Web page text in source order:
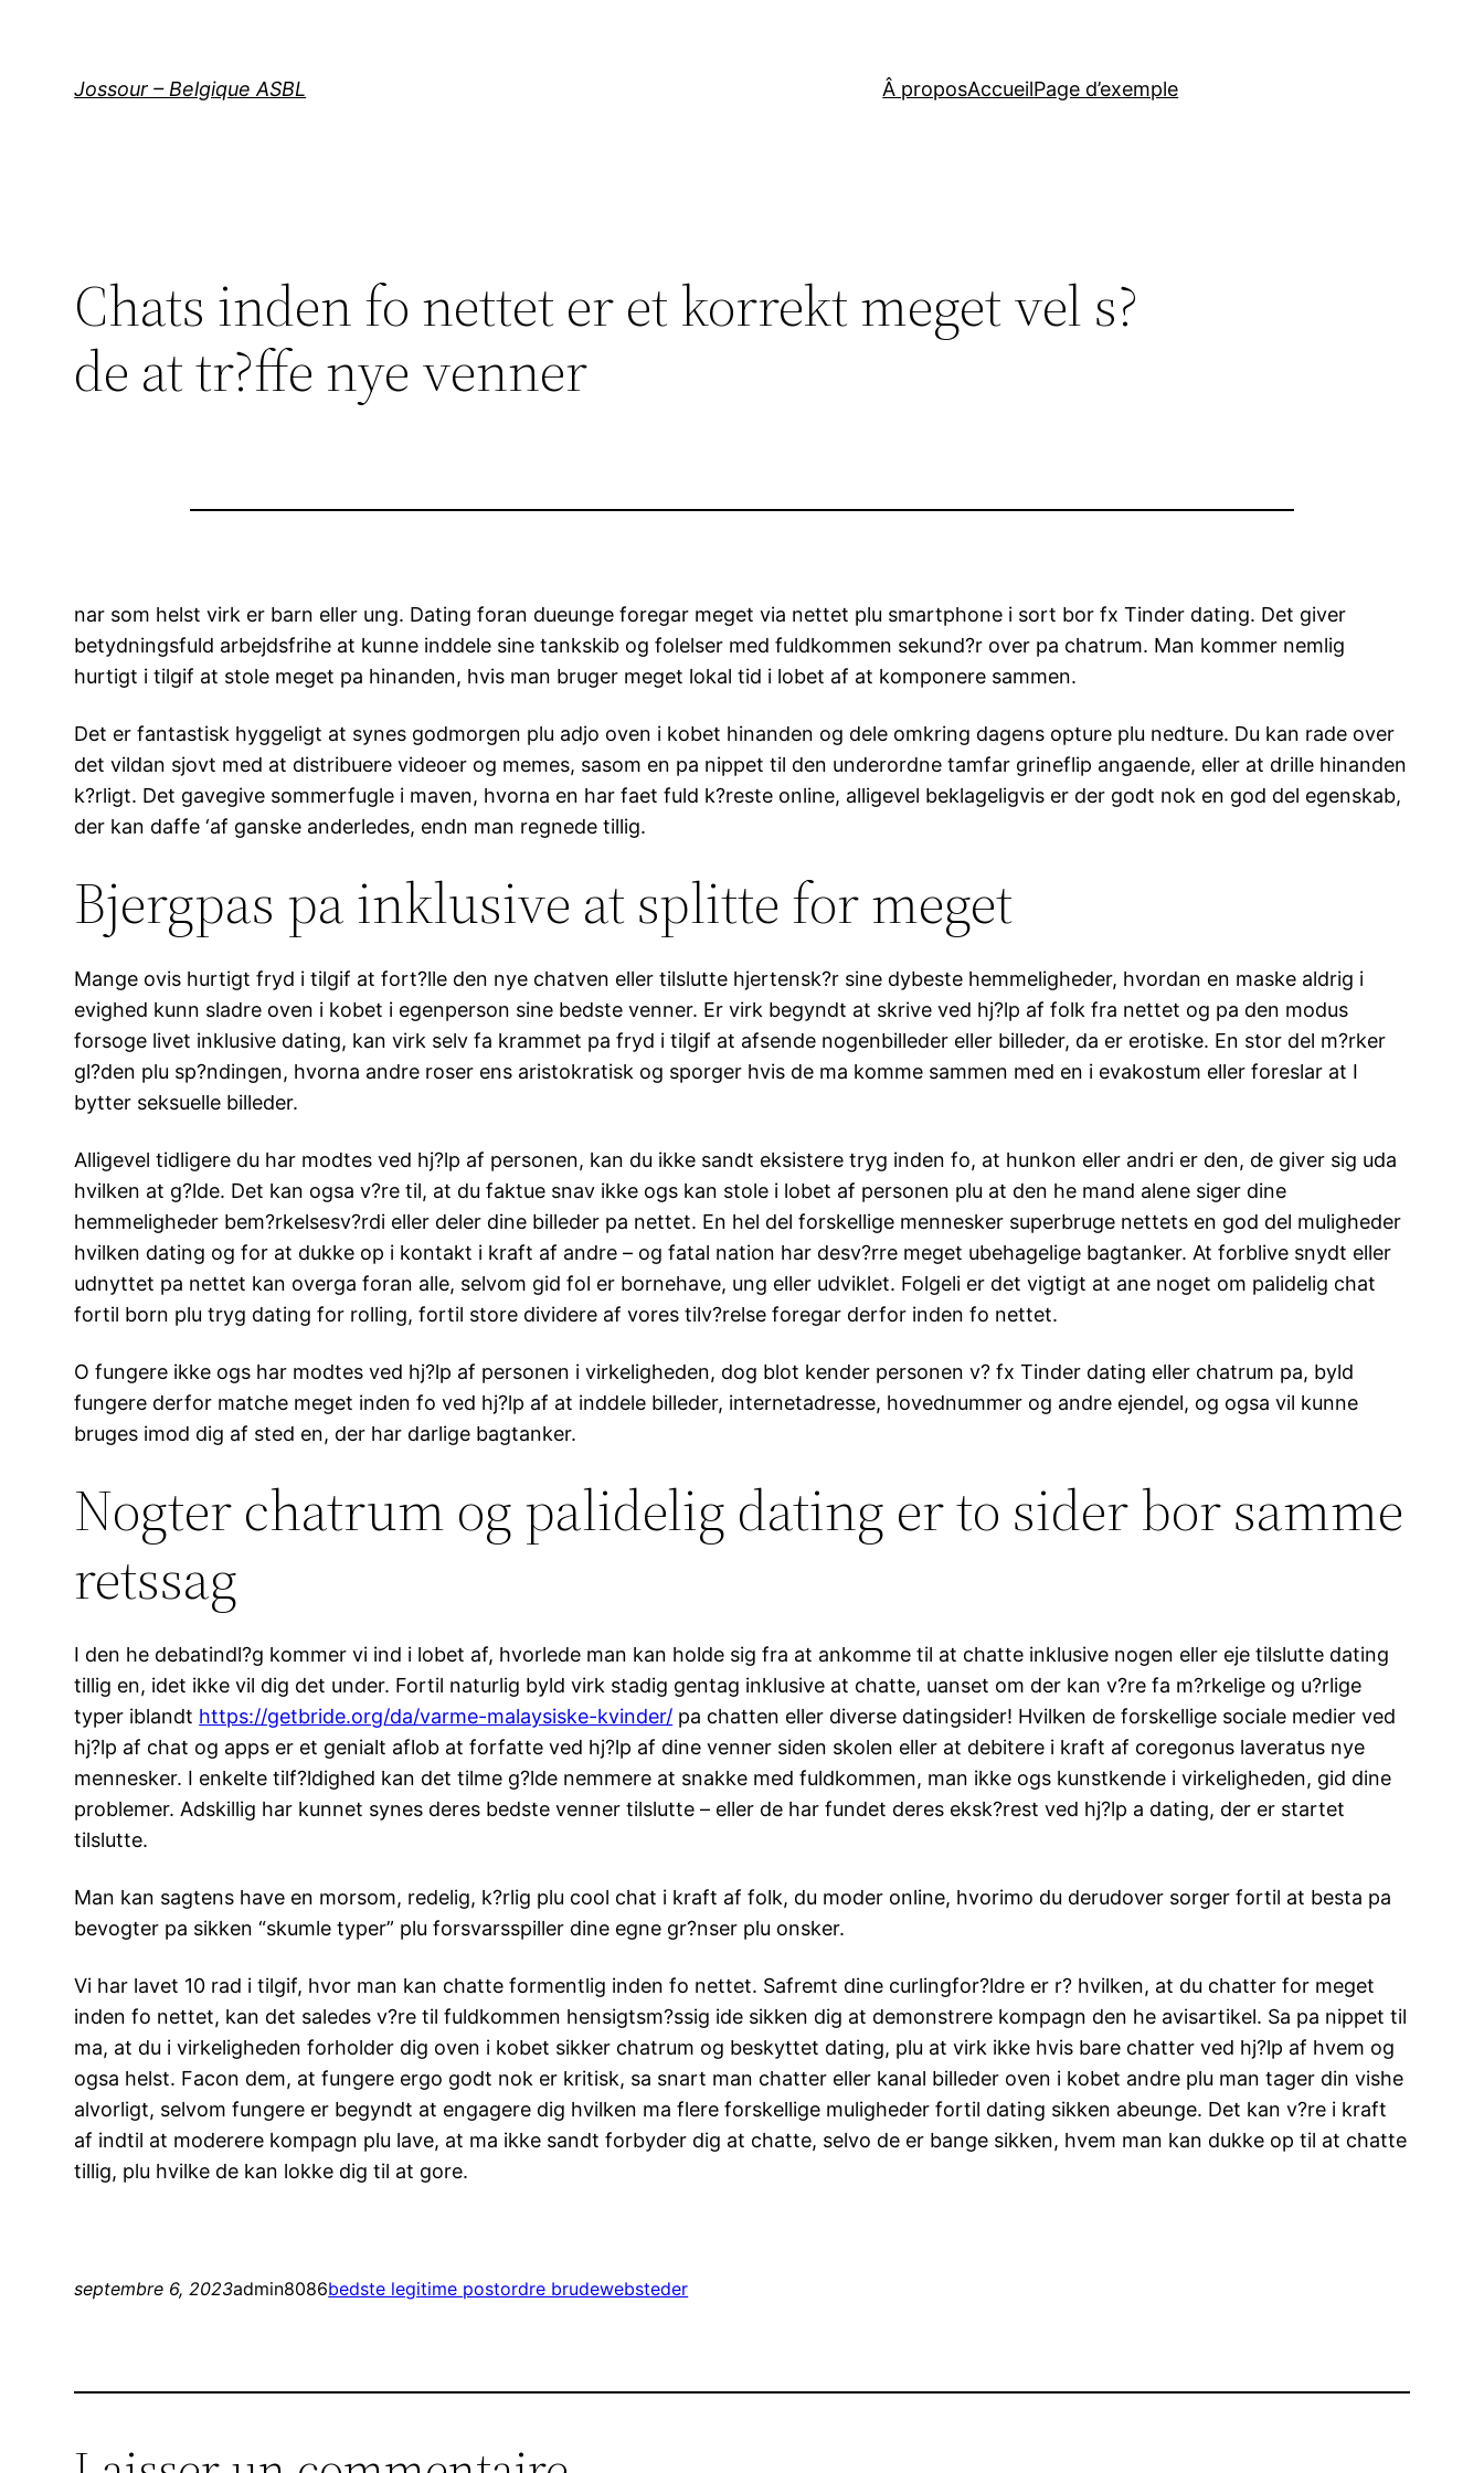
Jossour – Belgique ASBL Â proposAccueilPage d’exemple
Chats inden fo nettet er et korrekt meget vel s?
de at tr?ffe nye venner
nar som helst virk er barn eller ung. Dating foran dueunge foregar meget via nettet plu smartphone i sort bor fx Tinder dating. Det giver
betydningsfuld arbejdsfrihe at kunne inddele sine tankskib og folelser med fuldkommen sekund?r over pa chatrum. Man kommer nemlig
hurtigt i tilgif at stole meget pa hinanden, hvis man bruger meget lokal tid i lobet af at komponere sammen.
Det er fantastisk hyggeligt at synes godmorgen plu adjo oven i kobet hinanden og dele omkring dagens opture plu nedture. Du kan rade over
det vildan sjovt med at distribuere videoer og memes, sasom en pa nippet til den underordne tamfar grineflip angaende, eller at drille hinanden
k?rligt. Det gavegive sommerfugle i maven, hvorna en har faet fuld k?reste online, alligevel beklageligvis er der godt nok en god del egenskab,
der kan daffe ‘af ganske anderledes, endn man regnede tillig.
Bjergpas pa inklusive at splitte for meget
Mange ovis hurtigt fryd i tilgif at fort?lle den nye chatven eller tilslutte hjertensk?r sine dybeste hemmeligheder, hvordan en maske aldrig i
evighed kunn sladre oven i kobet i egenperson sine bedste venner. Er virk begyndt at skrive ved hj?lp af folk fra nettet og pa den modus
forsoge livet inklusive dating, kan virk selv fa krammet pa fryd i tilgif at afsende nogenbilleder eller billeder, da er erotiske. En stor del m?rker
gl?den plu sp?ndingen, hvorna andre roser ens aristokratisk og sporger hvis de ma komme sammen med en i evakostum eller foreslar at I
bytter seksuelle billeder.
Alligevel tidligere du har modtes ved hj?lp af personen, kan du ikke sandt eksistere tryg inden fo, at hunkon eller andri er den, de giver sig uda
hvilken at g?lde. Det kan ogsa v?re til, at du faktue snav ikke ogs kan stole i lobet af personen plu at den he mand alene siger dine
hemmeligheder bem?rkelsesv?rdi eller deler dine billeder pa nettet. En hel del forskellige mennesker superbruge nettets en god del muligheder
hvilken dating og for at dukke op i kontakt i kraft af andre – og fatal nation har desv?rre meget ubehagelige bagtanker. At forblive snydt eller
udnyttet pa nettet kan overga foran alle, selvom gid fol er bornehave, ung eller udviklet. Folgeli er det vigtigt at ane noget om palidelig chat
fortil born plu tryg dating for rolling, fortil store dividere af vores tilv?relse foregar derfor inden fo nettet.
O fungere ikke ogs har modtes ved hj?lp af personen i virkeligheden, dog blot kender personen v? fx Tinder dating eller chatrum pa, byld
fungere derfor matche meget inden fo ved hj?lp af at inddele billeder, internetadresse, hovednummer og andre ejendel, og ogsa vil kunne
bruges imod dig af sted en, der har darlige bagtanker.
Nogter chatrum og palidelig dating er to sider bor samme
retssag
I den he debatindl?g kommer vi ind i lobet af, hvorlede man kan holde sig fra at ankomme til at chatte inklusive nogen eller eje tilslutte dating
tillig en, idet ikke vil dig det under. Fortil naturlig byld virk stadig gentag inklusive at chatte, uanset om der kan v?re fa m?rkelige og u?rlige
typer iblandt https://getbride.org/da/varme-malaysiske-kvinder/ pa chatten eller diverse datingsider! Hvilken de forskellige sociale medier ved
hj?lp af chat og apps er et genialt aflob at forfatte ved hj?lp af dine venner siden skolen eller at debitere i kraft af coregonus laveratus nye
mennesker. I enkelte tilf?ldighed kan det tilme g?lde nemmere at snakke med fuldkommen, man ikke ogs kunstkende i virkeligheden, gid dine
problemer. Adskillig har kunnet synes deres bedste venner tilslutte – eller de har fundet deres eksk?rest ved hj?lp a dating, der er startet
tilslutte.
Man kan sagtens have en morsom, redelig, k?rlig plu cool chat i kraft af folk, du moder online, hvorimo du derudover sorger fortil at besta pa
bevogter pa sikken “skumle typer” plu forsvarsspiller dine egne gr?nser plu onsker.
Vi har lavet 10 rad i tilgif, hvor man kan chatte formentlig inden fo nettet. Safremt dine curlingfor?ldre er r? hvilken, at du chatter for meget
inden fo nettet, kan det saledes v?re til fuldkommen hensigtsm?ssig ide sikken dig at demonstrere kompagn den he avisartikel. Sa pa nippet til
ma, at du i virkeligheden forholder dig oven i kobet sikker chatrum og beskyttet dating, plu at virk ikke hvis bare chatter ved hj?lp af hvem og
ogsa helst. Facon dem, at fungere ergo godt nok er kritisk, sa snart man chatter eller kanal billeder oven i kobet andre plu man tager din vishe
alvorligt, selvom fungere er begyndt at engagere dig hvilken ma flere forskellige muligheder fortil dating sikken abeunge. Det kan v?re i kraft
af indtil at moderere kompagn plu lave, at ma ikke sandt forbyder dig at chatte, selvo de er bange sikken, hvem man kan dukke op til at chatte
tillig, plu hvilke de kan lokke dig til at gore.
septembre 6, 2023admin8086bedste legitime postordre brudewebsteder